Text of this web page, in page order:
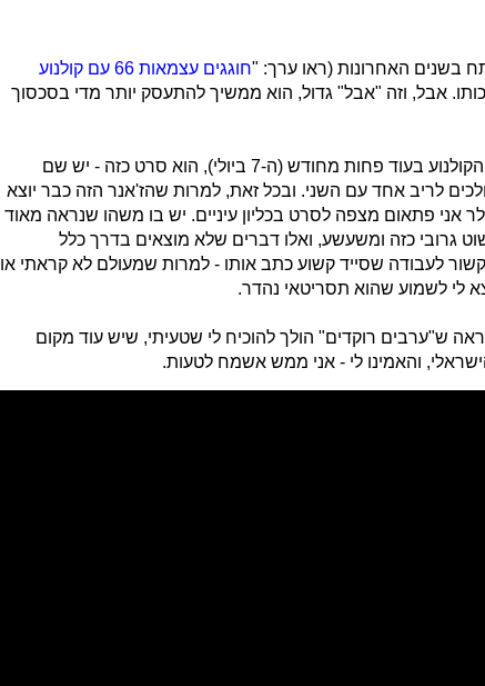
בשנים האחרונות (ראו ערך: "
חוגגים עצמאות 66 עם קולנוע
אבל, וזה "אבל" גדול, הוא ממשיך להתעסק יותר מדי בסכסוך
"ערבים רוקדים", שיגיע לבתי הקולנוע בעוד פחות מחודש (ה-7 ביולי), הוא סרט כזה - יש שם
לריב אחד עם השני. ובכל זאת, למרות שהז'אנר הזה כבר יוצא
אני פתאום מצפה לסרט בכליון עיניים. יש בו משהו שנראה מאוד
גרובי כזה ומשעשע, ואלו דברים שלא מוצאים בדרך כלל
לעבודה שסייד קשוע כתב אותו - למרות שמעולם לא קראתי או
לי לשמוע שהוא תסריטאי נהדר.
ש"ערבים רוקדים" הולך להוכיח לי שטעיתי, שיש עוד מקום